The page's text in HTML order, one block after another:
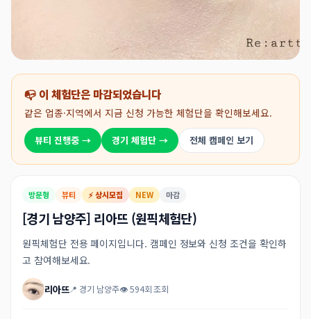
📭 이 체험단은 마감되었습니다
같은 업종·지역에서 지금 신청 가능한 체험단을 확인해보세요.
뷰티 진행중 → 경기 체험단 → 전체 캠페인 보기
방문형 뷰티 ⚡ 상시모집 NEW 마감
[경기 남양주] 리아뜨 (원픽체험단)
원픽체험단 전용 페이지입니다. 캠페인 정보와 신청 조건을 확인하
고 참여해보세요.
리아뜨📍 경기 남양주👁 594회 조회